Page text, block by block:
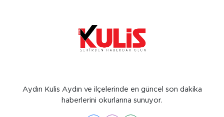
Aydın Kulis Aydın ve ilçelerinde en güncel son dakika
haberlerini okurlarına sunuyor.